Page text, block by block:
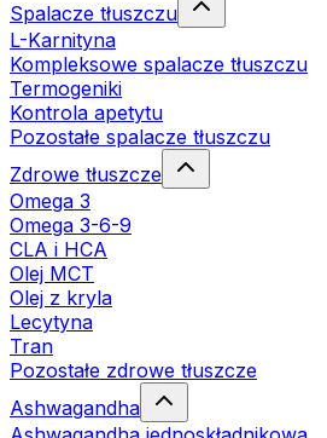
Spalacze tłuszczu
L-Karnityna
Kompleksowe spalacze tłuszczu
Termogeniki
Kontrola apetytu
Pozostałe spalacze tłuszczu
Zdrowe tłuszcze
Omega 3
Omega 3-6-9
CLA i HCA
Olej MCT
Olej z kryla
Lecytyna
Tran
Pozostałe zdrowe tłuszcze
Ashwagandha